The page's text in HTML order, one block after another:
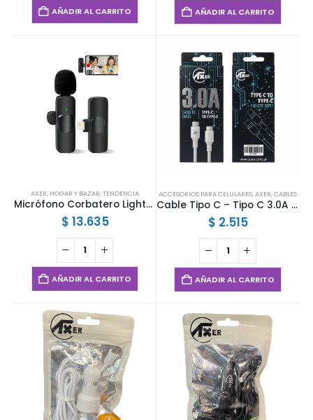
AÑADIR AL CARRITO AÑADIR AL CARRITO
AXER, HOGAR Y BAZAR,TENDENCIA
Micrófono Corbatero Lightning
$ 13.635
AÑADIR AL CARRITO
ACCESORIOS PARA CELULARES,AXER,CABLES
Cable Tipo C – Tipo C 3.0A 1mts Axer
$ 2.515
AÑADIR AL CARRITO